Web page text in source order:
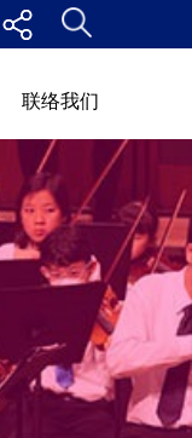
联络我们